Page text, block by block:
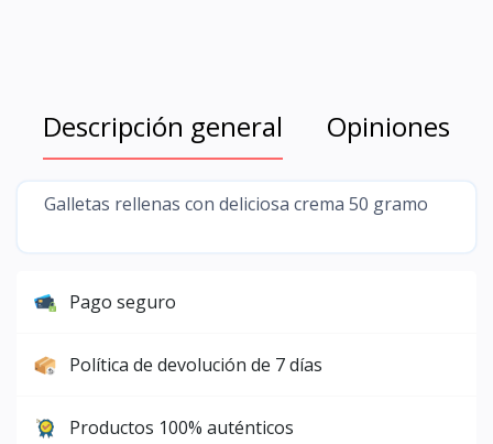
Descripción general Opiniones
Galletas rellenas con deliciosa crema 50 gramo
Pago seguro
Política de devolución de 7 días
Productos 100% auténticos